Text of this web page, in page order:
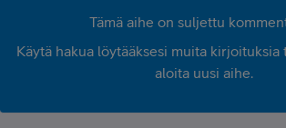
Tämä aihe on suljettu
Käytä hakua löytääksesi muita kirjoituksia
aloita uusi aihe.